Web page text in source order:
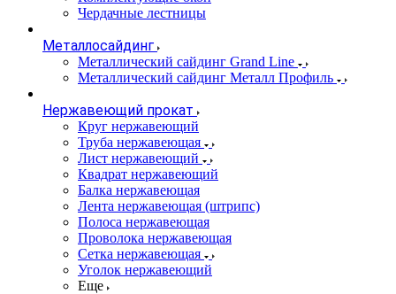
Чердачные лестницы
Металлосайдинг
Металлический сайдинг Grand Line
Металлический сайдинг Металл Профиль
Нержавеющий прокат
Круг нержавеющий
Труба нержавеющая
Лист нержавеющий
Квадрат нержавеющий
Балка нержавеющая
Лента нержавеющая (штрипс)
Полоса нержавеющая
Проволока нержавеющая
Сетка нержавеющая
Уголок нержавеющий
Еще